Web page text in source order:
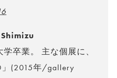
卒業。 主な個展に、
」(2015年/gallery